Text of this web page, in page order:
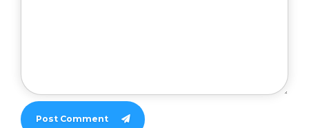
Post Comment